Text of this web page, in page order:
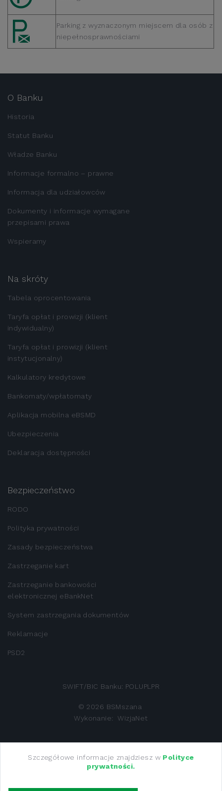
Szczegółowe informacje znajdziesz w Polityce
prywatności.
Parking z wyznaczonym miejscem dla osób z
niepełnosprawnościami
O Banku
Historia
Statut Banku
Władze Banku
Informacje formalno – prawne
Informacja dla udziałowców
Dokumenty i informacje wymagane
przepisami prawa
Wspieramy
Na skróty
Tabela oprocentowania
Taryfa opłat i prowizji (klient
indywidualny)
Taryfa opłat i prowizji (klient
instytucjonalny)
Kalkulatory kredytowe
Bankomaty/wpłatomaty
Aplikacja mobilna eBSMD
Ubezpieczenia
Deklaracja dostępności
Bezpieczeństwo
RODO
Polityka prywatności
Zasady bezpieczeństwa
Zastrzeganie kart
Zastrzeganie bankowości
elektronicznej eBankNet
System zastrzegania dokumentów
Reklamacje
PSD2
SWIFT/BIC Banku: POLUPLPR
© 2026 BSMszana
Wykonanie:
WizjaNet
Bank Spółdzielczy w Mszanie Dolnej z siedzibą 34-730
Mszana Dolna, ul M.M. Kolbego 13 zarejestrowany w Sadzie